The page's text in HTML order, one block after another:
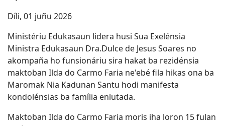
Díli, 01 juñu 2026
Ministériu Edukasaun lidera husi Sua Exelénsia
Ministra Edukasaun Dra.Dulce de Jesus Soares no
akompaña ho funsionáriu sira hakat ba rezidénsia
maktoban Ilda do Carmo Faria ne'ebé fila hikas ona ba
Maromak Nia Kadunan Santu hodi manifesta
kondolénsias ba família enlutada.
Maktoban Ilda do Carmo Faria moris iha loron 15 fulan